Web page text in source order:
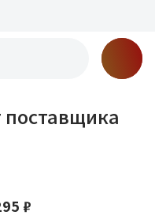
поставщика
₽